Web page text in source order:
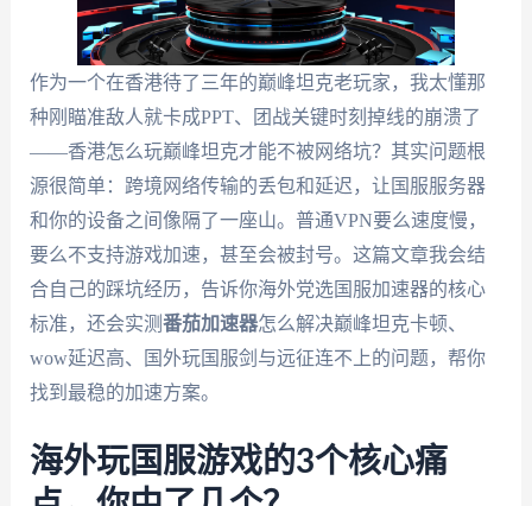
作为一个在香港待了三年的巅峰坦克老玩家，我太懂那
种刚瞄准敌人就卡成PPT、团战关键时刻掉线的崩溃了
——香港怎么玩巅峰坦克才能不被网络坑？其实问题根
源很简单：跨境网络传输的丢包和延迟，让国服服务器
和你的设备之间像隔了一座山。普通VPN要么速度慢，
要么不支持游戏加速，甚至会被封号。这篇文章我会结
合自己的踩坑经历，告诉你海外党选国服加速器的核心
标准，还会实测番茄加速器怎么解决巅峰坦克卡顿、
wow延迟高、国外玩国服剑与远征连不上的问题，帮你
找到最稳的加速方案。
海外玩国服游戏的3个核心痛